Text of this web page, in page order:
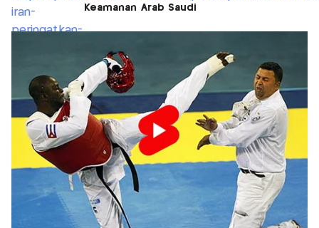
Keamanan Arab Saudi